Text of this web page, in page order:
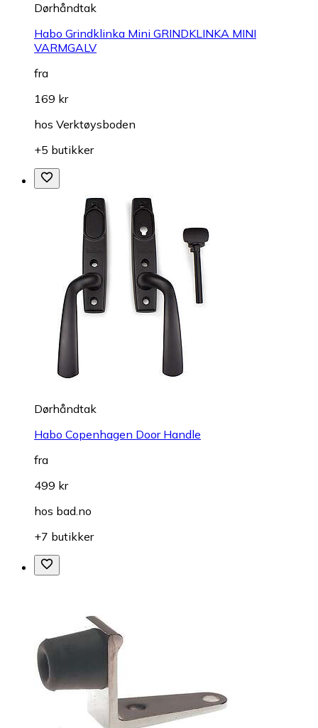
Dørhåndtak
Habo Grindklinka Mini GRINDKLINKA MINI
VARMGALV
fra
169 kr
hos Verktøysboden
+5 butikker
Dørhåndtak
Habo Copenhagen Door Handle
fra
499 kr
hos bad.no
+7 butikker